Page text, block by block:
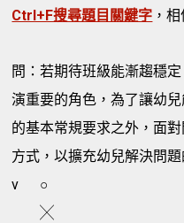
Ctrl+F搜尋題目關鍵字 ，
問：若期待班級能漸趨穩
演重要的角色，為了讓幼
的基本常規要求之外，面
方式，以擴充幼兒解決問題
v
○
╳